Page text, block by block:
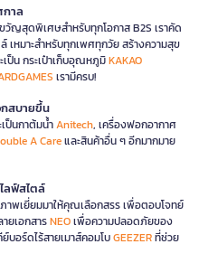
าล
ญสุดพิเศษสำหรับทุกโอกาส B2S เราคัด
เหมาะสำหรับทุกเพศทุกวัย สร้างความสุข
ป็น กระเป๋าเก็บอุณหภูมิKAKAO
เรามีครบ!
กสบายขึ้น
ป็นกาต้มน้ำAnitech, เครื่องฟอกอากาศ
A Careและสินค้าอื่น ๆ อีกมากมาย
ลฟ์สไตล์
พเยี่ยมมาให้คุณเลือกสรร เพื่อตอบโจทย์
ยเอกสารNEOเพื่อความปลอดภัยของ
บอร์ดไร้สายเมาส์คอมโบGEEZERที่ช่วย